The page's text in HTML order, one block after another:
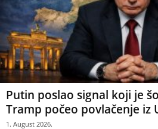
Putin poslao signal koji je
Tramp počeo povlačenje iz
1. August 2026.